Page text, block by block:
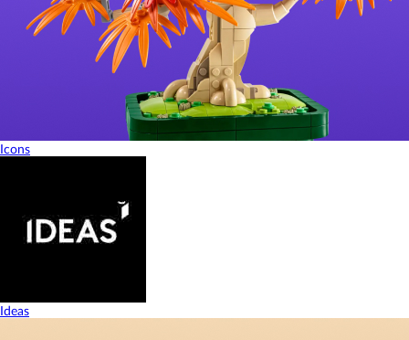
Icons
Ideas